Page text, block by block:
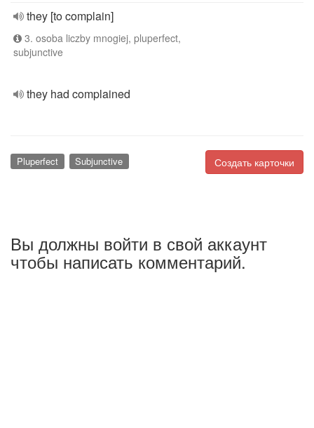
they [to complain]
3. osoba liczby mnogiej, pluperfect,
subjunctive
they had complained
Создать карточки
Pluperfect Subjunctive
Вы должны войти в свой аккаунт
чтобы написать комментарий.